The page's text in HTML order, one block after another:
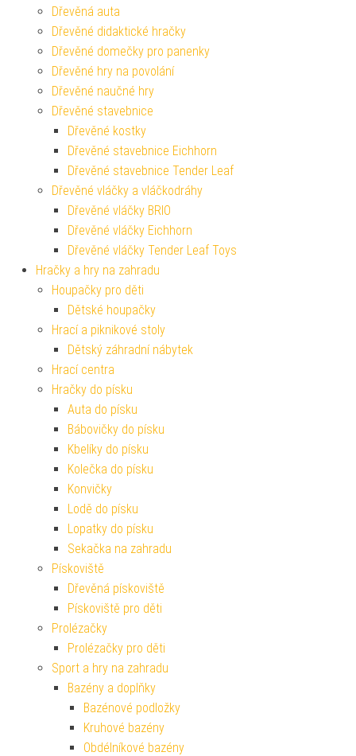
Dřevěná auta
Dřevěné didaktické hračky
Dřevěné domečky pro panenky
Dřevěné hry na povolání
Dřevěné naučné hry
Dřevěné stavebnice
Dřevěné kostky
Dřevěné stavebnice Eichhorn
Dřevěné stavebnice Tender Leaf
Dřevěné vláčky a vláčkodráhy
Dřevěné vláčky BRIO
Dřevěné vláčky Eichhorn
Dřevěné vláčky Tender Leaf Toys
Hračky a hry na zahradu
Houpačky pro děti
Dětské houpačky
Hrací a piknikové stoly
Dětský záhradní nábytek
Hrací centra
Hračky do písku
Auta do písku
Bábovičky do písku
Kbelíky do písku
Kolečka do písku
Konvičky
Lodě do písku
Lopatky do písku
Sekačka na zahradu
Pískoviště
Dřevěná pískoviště
Pískoviště pro děti
Prolézačky
Prolézačky pro děti
Sport a hry na zahradu
Bazény a doplňky
Bazénové podložky
Kruhové bazény
Obdélníkové bazény